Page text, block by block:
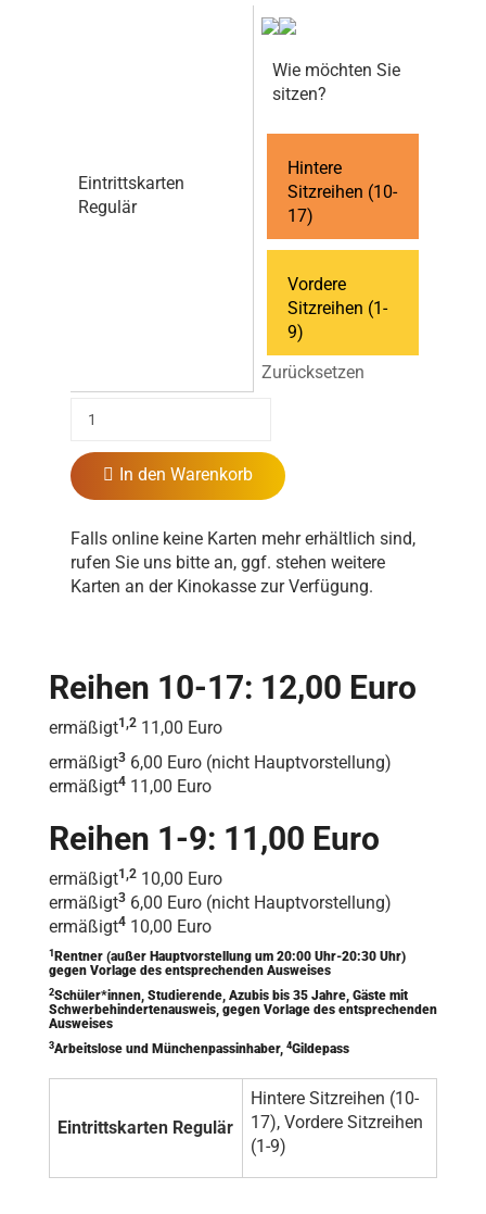
Eintrittskarten
Regulär
Wie möchten Sie
sitzen?
Hintere
Sitzreihen (10-
17)
Vordere
Sitzreihen (1-
9)
Zurücksetzen
In den Warenkorb
Falls online keine Karten mehr erhältlich sind,
rufen Sie uns bitte an, ggf. stehen weitere
Karten an der Kinokasse zur Verfügung.
Reihen 10-17: 12,00 Euro
ermäßigt1,2 11,00 Euro
ermäßigt3 6,00 Euro (nicht Hauptvorstellung)
ermäßigt4 11,00 Euro
Reihen 1-9: 11,00 Euro
ermäßigt1,2 10,00 Euro
ermäßigt3 6,00 Euro (nicht Hauptvorstellung)
ermäßigt4 10,00 Euro
1 Rentner (außer Hauptvorstellung um 20:00 Uhr-20:30 Uhr)
gegen Vorlage des entsprechenden Ausweises
2Schüler*innen, Studierende, Azubis bis 35 Jahre, Gäste mit
Schwerbehindertenausweis, gegen Vorlage des entsprechenden
Ausweises
3Arbeitslose und Münchenpassinhaber, 4Gildepass
Eintrittskarten Regulär
Hintere Sitzreihen (10-
17), Vordere Sitzreihen
(1-9)